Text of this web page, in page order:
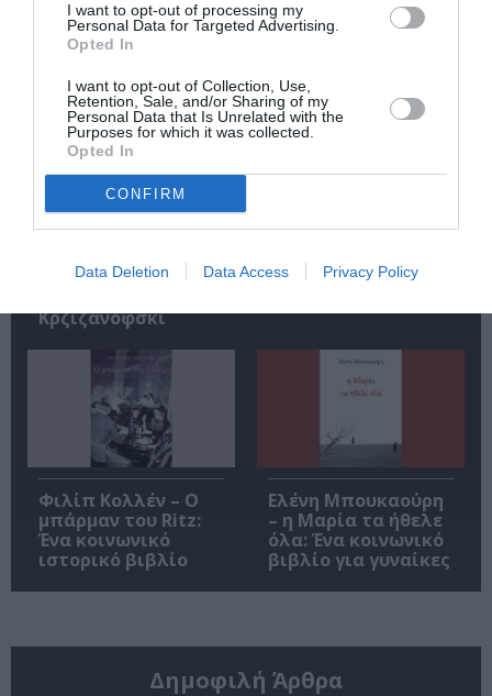
I want to opt-out of processing my
Personal Data for Targeted Advertising.
Opted In
I want to opt-out of Collection, Use,
Retention, Sale, and/or Sharing of my
Personal Data that Is Unrelated with the
Purposes for which it was collected.
Opted In
CONFIRM
Data Deletion Data Access Privacy Policy
Σχετικά Άρθρα
Αυτοβιογραφία
διηγημάτων του
Κρζιζανόφσκι
ως εσωτερικός
διάλογος
Φιλίπ Κολλέν – Ο
μπάρμαν του Ritz:
Ένα κοινωνικό
ιστορικό βιβλίο
Ελένη Μπουκαούρη
– η Μαρία τα ήθελε
όλα: Ένα κοινωνικό
βιβλίο για γυναίκες
Δημοφιλή Άρθρα